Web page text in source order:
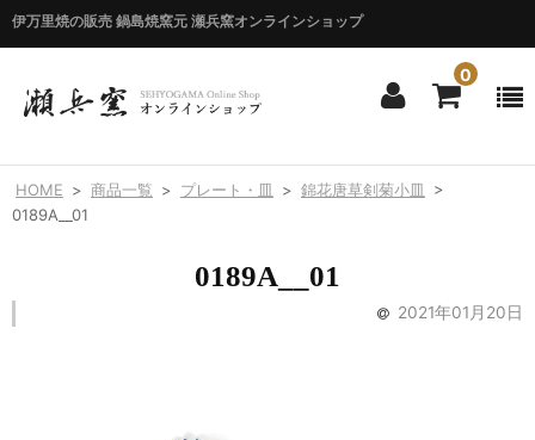
伊万里焼の販売 鍋島焼窯元 瀬兵窯オンラインショップ
0
ホーム
HOME
HOME > 商品一覧 > プレート・皿 > 錦花唐草剣菊小皿
>
0189A__01
0189A__01
2021年01月20日